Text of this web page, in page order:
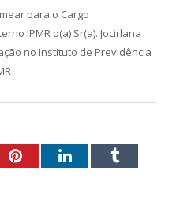
para o Cargo
IPMR o(a) Sr(a). Jocirlana
no Instituto de Previdência
PinterestLinkedInTumblr